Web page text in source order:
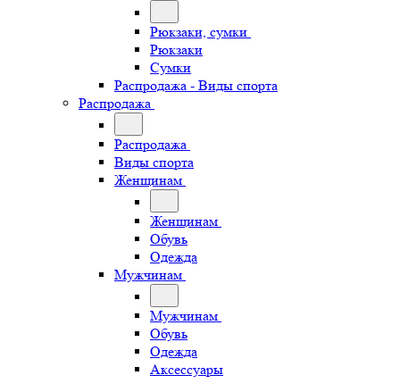
Рюкзаки, сумки
Рюкзаки
Сумки
Распродажа - Виды спорта
Распродажа
Распродажа
Виды спорта
Женщинам
Женщинам
Обувь
Одежда
Мужчинам
Мужчинам
Обувь
Одежда
Аксессуары